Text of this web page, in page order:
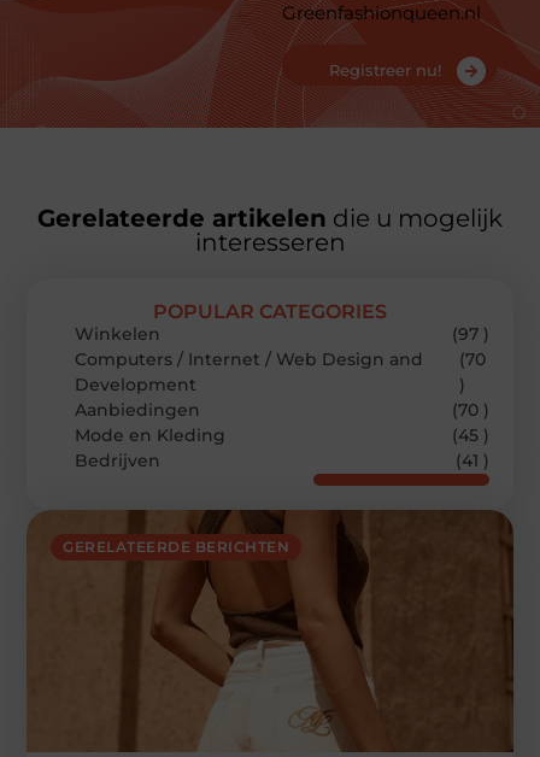
Greenfashionqueen.nl
Registreer nu!
Gerelateerde artikelen die u mogelijk
interesseren
GERELATEERDE BERICHTEN
POPULAR CATEGORIES
Winkelen
(97 )
Computers / Internet / Web Design and
Development
(70
)
Aanbiedingen
(70 )
Mode en Kleding
(45 )
Bedrijven
(41 )